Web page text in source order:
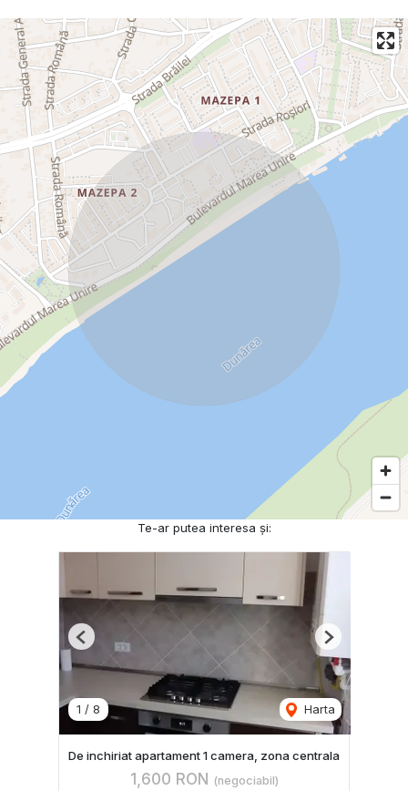
Te-ar putea interesa și:
1 / 8 Harta
Previous Next
De inchiriat apartament 1 camera, zona centrala
1,600 RON (negociabil)